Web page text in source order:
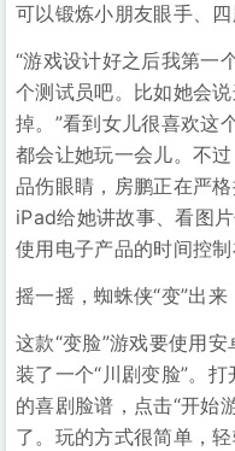
可以锻炼小朋友眼手、
“游戏设计好之后我第一
个测试员吧。比如她会说
掉。”看到女儿很喜欢这
都会让她玩一会儿。不
品伤眼睛，房鹏正在严
iPad给她讲故事、看图
使用电子产品的时间控
摇一摇，蜘蛛侠“变”出来
这款“变脸”游戏要使用
装了一个“川剧变脸”。
的喜剧脸谱，点击“开始
了。玩的方式很简单，